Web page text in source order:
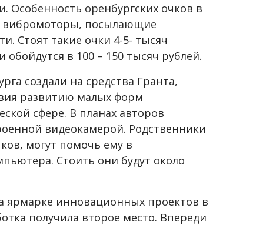
Особенность оренбургских очков в
вибромоторы, посылающие
Стоят такие очки 4-5- тысяч
в 100 – 150 тысяч рублей.
создали на средства Гранта,
развитию малых форм
сфере. В планах авторов
видеокамерой. Родственники
могут помочь ему в
Стоить они будут около
инновационных проектов в
получила второе место. Впереди